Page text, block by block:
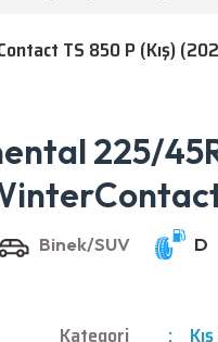
TS 850 P (Kış)
225/
Kategori